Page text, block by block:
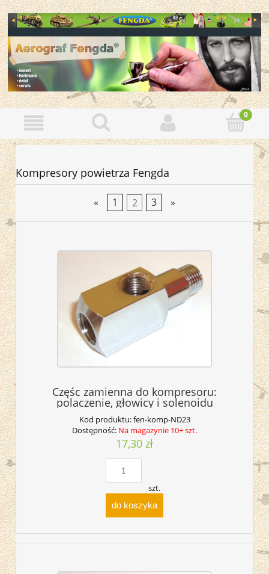
Kompresory powietrza Fengda
« 1 2 3 »
Częśc zamienna do kompresoru:
polaczenie, głowicy i solenoidu
Kod produktu:fen-komp-ND23
Dostępność: Na magazynie 10+ szt.
17,30 zł
szt.
do koszyka